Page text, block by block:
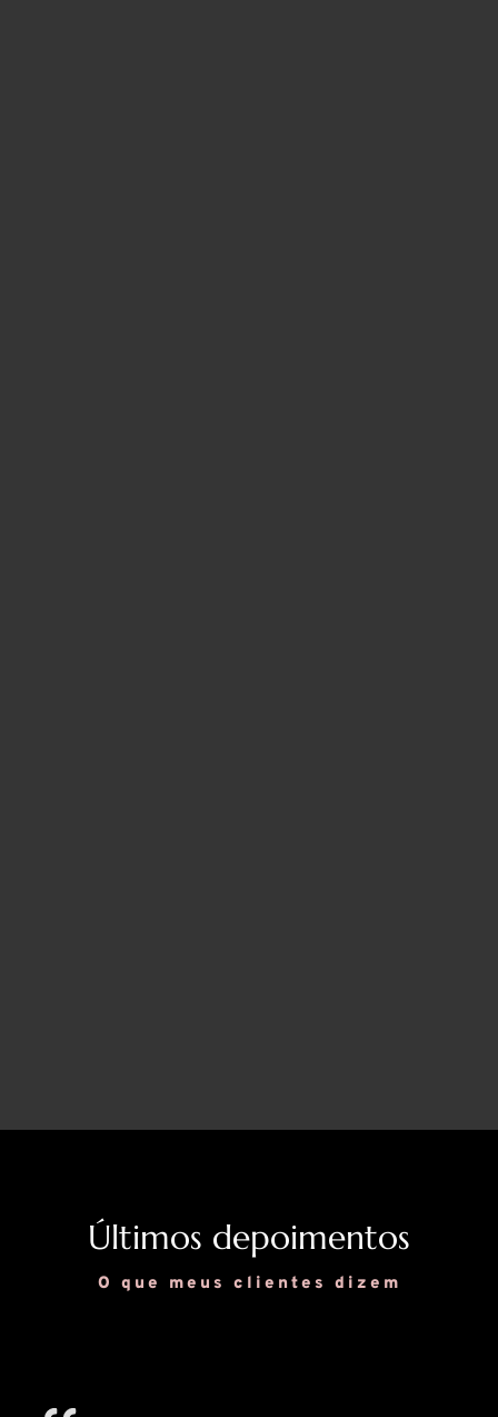
Últimos depoimentos
O que meus clientes dizem